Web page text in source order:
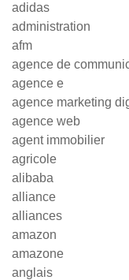
adidas
administration
afm
agence de
agence e
agence marketing
agence web
agent immobilier
agricole
alibaba
alliance
alliances
amazon
amazone
anglais